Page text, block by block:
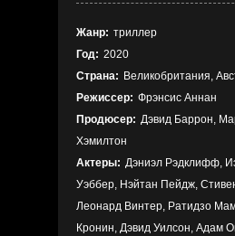
Жанр: триллер
Год: 2020
Страна: Великобритания,
Режиссер: Фрэнсис Аннан
Продюсер: Дэвид Баррон,
Хэмилтон
Актеры: Дэниэл Рэдклифф,
Уэббер, Нэйтан Пейдж,
Леонард Винтер, Ратидзо
Кронин, Дэвид Уилсон, Адам